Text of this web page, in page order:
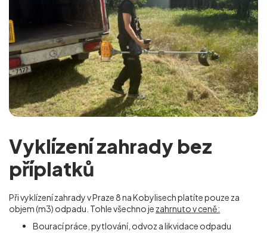
Vyklízení zahrady bez
příplatků
Při vyklízení zahrady v Praze 8 na Kobylisechplatíte pouze za
objem (m3) odpadu. Tohle všechno je zahrnuto v ceně:
Bourací práce, pytlování, odvoz a likvidace odpadu